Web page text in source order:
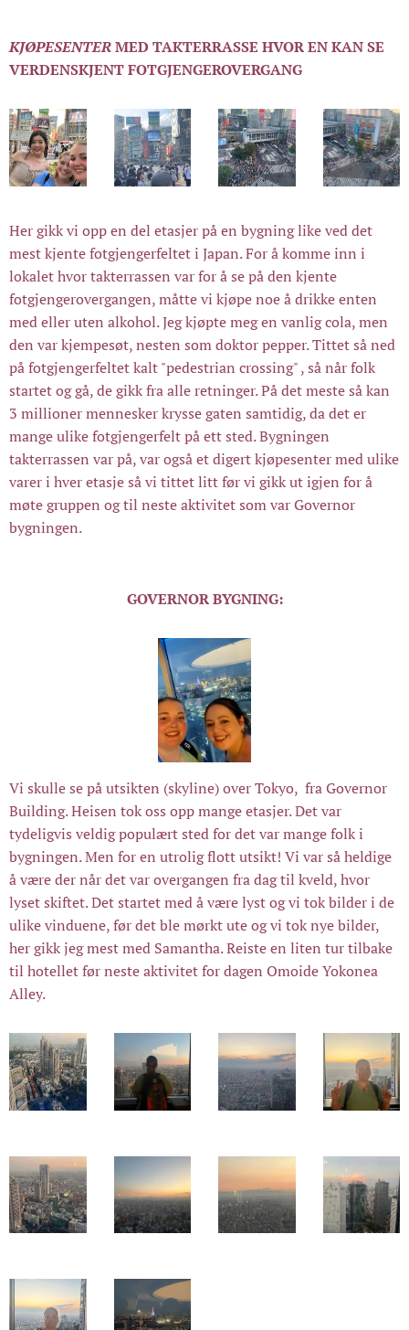
KJØPESENTERMED TAKTERRASSE HVOR EN KAN SE
VERDENSKJENT FOTGJENGEROVERGANG
Her gikk vi opp en del etasjer på en bygning like ved det
mest kjente fotgjengerfeltet i Japan. For å komme inn i
lokalet hvor takterrassen var for å se på den kjente
fotgjengerovergangen, måtte vi kjøpe noe å drikke enten
med eller uten alkohol. Jeg kjøpte meg en vanlig cola, men
den var kjempesøt, nesten som doktor pepper. Tittet så ned
på fotgjengerfeltet kalt "pedestrian crossing" , så når folk
startet og gå, de gikk fra alle retninger. På det meste så kan
3 millioner mennesker krysse gaten samtidig, da det er
mange ulike fotgjengerfelt på ett sted. Bygningen
takterrassen var på, var også et digert kjøpesenter med ulike
varer i hver etasje så vi tittet litt før vi gikk ut igjen for å
møte gruppen og til neste aktivitet som var Governor
bygningen.
GOVERNOR BYGNING:
Vi skulle se på utsikten (skyline) over Tokyo, fra Governor
Building. Heisen tok oss opp mange etasjer. Det var
tydeligvis veldig populært sted for det var mange folk i
bygningen. Men for en utrolig flott utsikt! Vi var så heldige
å være der når det var overgangen fra dag til kveld, hvor
lyset skiftet. Det startet med å være lyst og vi tok bilder i de
ulike vinduene, før det ble mørkt ute og vi tok nye bilder,
her gikk jeg mest med Samantha. Reiste en liten tur tilbake
til hotellet før neste aktivitet for dagen Omoide Yokonea
Alley.